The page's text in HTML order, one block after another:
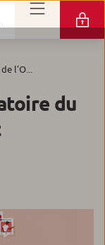
l’O...
du